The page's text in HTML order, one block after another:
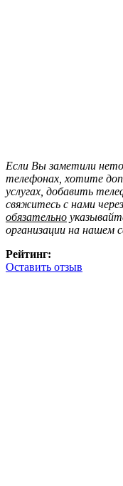
Если Вы заметили
телефонах, хотите
услугах, добавить
свяжитесь с нами
обязательно
организации на нашем
Рейтинг:
Оставить отзыв